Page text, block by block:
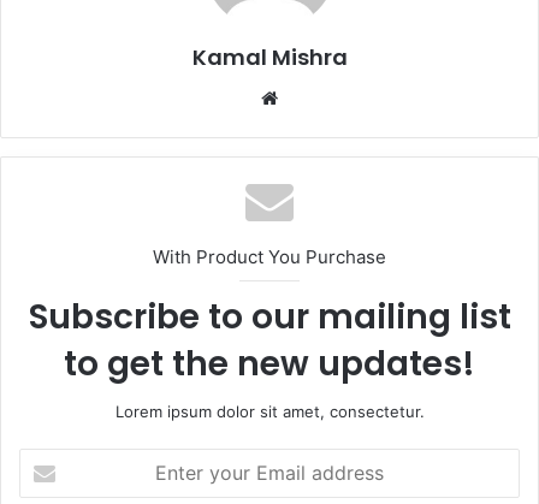
Kamal Mishra
Website
With Product You Purchase
Subscribe to our mailing list
to get the new updates!
Lorem ipsum dolor sit amet, consectetur.
your